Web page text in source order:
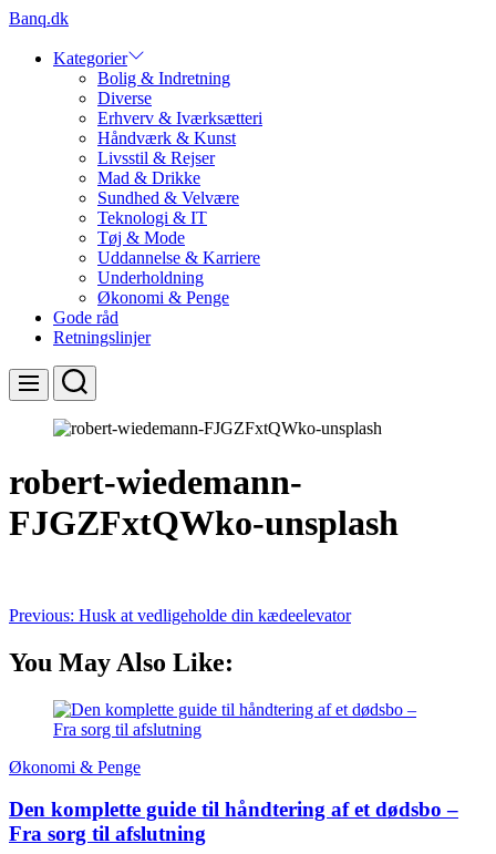
Skip
content
Banq.dk
Kategorier
Bolig & Indretning
Diverse
Erhverv & Iværksætteri
Håndværk & Kunst
Livsstil & Rejser
Mad & Drikke
Sundhed & Velvære
Teknologi & IT
Tøj & Mode
Uddannelse & Karriere
Underholdning
Økonomi & Penge
Gode råd
Retningslinjer
Menu Search
robert-wiedemann-
FJGZFxtQWko-unsplash
Indlægsnavigation
Previous: Husk at vedligeholde din kædeelevator
You May Also Like:
Økonomi & Penge
Den komplette guide til håndtering af et dødsbo –
Fra sorg til afslutning